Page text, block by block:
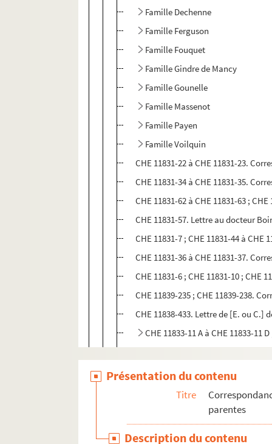
Famille Dechenne
Famille Ferguson
Famille Fouquet
Famille Gindre de Mancy
Famille Gounelle
Famille Massenot
Famille Payen
Famille Voilquin
CHE 11831-22 à CHE 11831-23.
CHE 11831-34 à CHE 11831-35.
CHE 11831-62 à CHE 11831-63 ;
CHE 11831-57. Lettre au docteur
CHE 11831-7 ; CHE 11831-44 à
CHE 11831-36 à CHE 11831-37.
CHE 11831-6 ; CHE 11831-10 ;
CHE 11839-235 ; CHE 11839-238.
CHE 11838-433. Lettre de [E. ou C.]
CHE 11833-11 A à CHE 11833-11
CHE 11838-671 et CHE 11839-46.
CHE 11839-268 ; CHE 11839-278 ;
CHE 11831-25 à CHE 11831-26.
CHE 11831-59 ; CHE 11839-281 ;
Présentation du contenu
Titre
parentes
Description du contenu